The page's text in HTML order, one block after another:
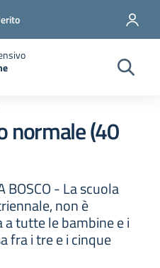
normale (40
BOSCO - La scuola
non è
tutte le bambine e i
fra i tre e i cinque